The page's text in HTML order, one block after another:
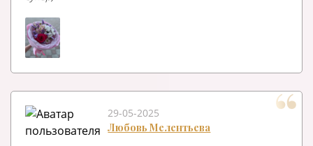
29-05-2025
Любовь Мелентьева